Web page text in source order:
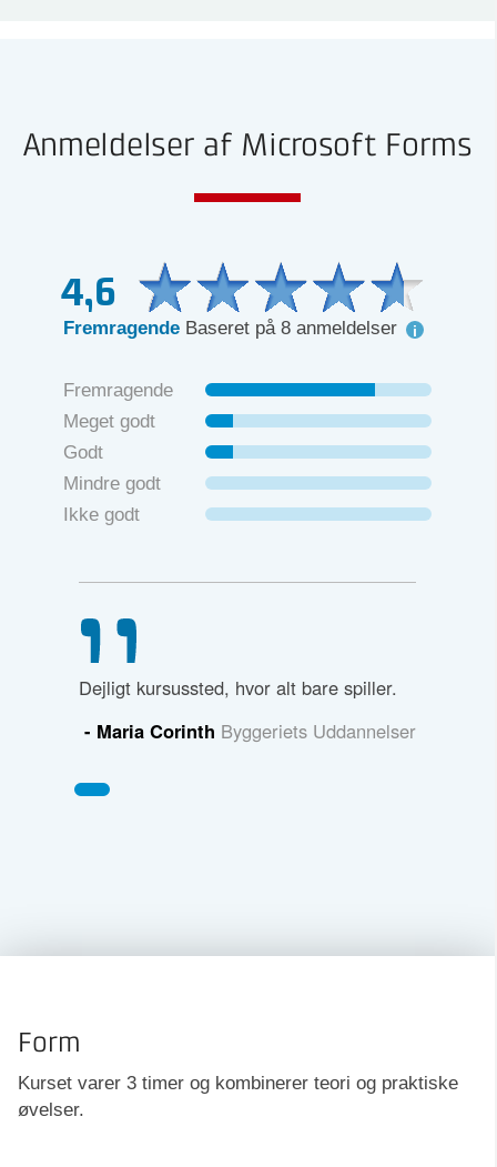
Anmeldelser af Microsoft Forms
4,6
Fremragende Baseret på 8 anmeldelser
Fremragende
Meget godt
Godt
Mindre godt
Ikke godt
Dejligt kursussted, hvor alt bare spiller.
- Maria Corinth Byggeriets Uddannelser
Form
Kurset varer 3 timer og kombinerer teori og praktiske
øvelser.